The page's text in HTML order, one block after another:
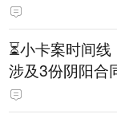
⏳️小卡案时间
涉及3份阴阳合